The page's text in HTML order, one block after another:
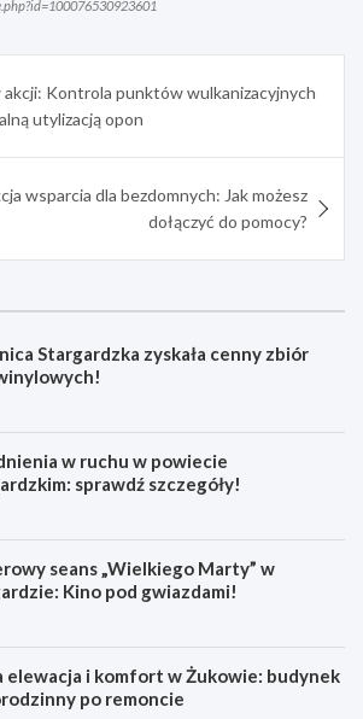
akcji: Kontrola punktów wulkanizacyjnych
utylizacją opon
wsparcia dla bezdomnych: Jak możesz
dołączyć do pomocy?
Stargardzka zyskała cenny zbiór
w ruchu w powiecie
sprawdź szczegóły!
seans „Wielkiego Marty” w
Kino pod gwiazdami!
elewacja i komfort w Żukowie: budynek
po remoncie